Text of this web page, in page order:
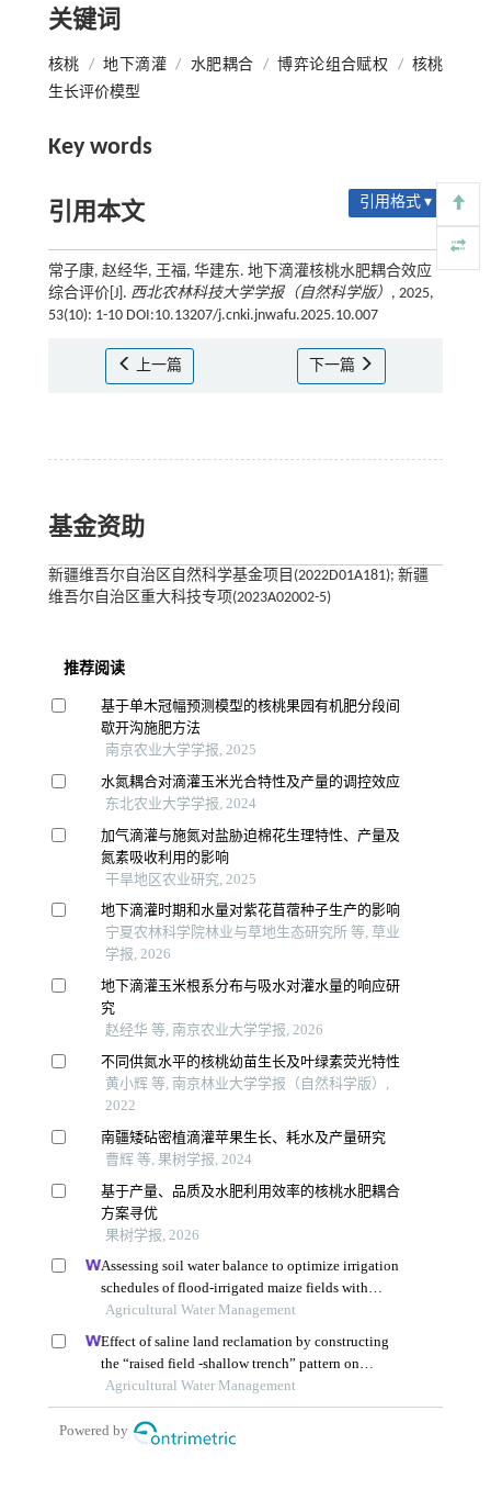
关键词
核桃 / 地下滴灌 / 水肥耦合 / 博弈论组合赋权 / 核桃
生长评价模型
Key words
引用本文 引用格式 ▾
常子康, 赵经华, 王福, 华建东. 地下滴灌核桃水肥耦合效应
综合评价[J]. 西北农林科技大学学报（自然科学版） , 2025,
53(10): 1-10 DOI:10.13207/j.cnki.jnwafu.2025.10.007
上一篇 下一篇
基金资助
新疆维吾尔自治区自然科学基金项目(2022D01A181); 新疆
维吾尔自治区重大科技专项(2023A02002-5)